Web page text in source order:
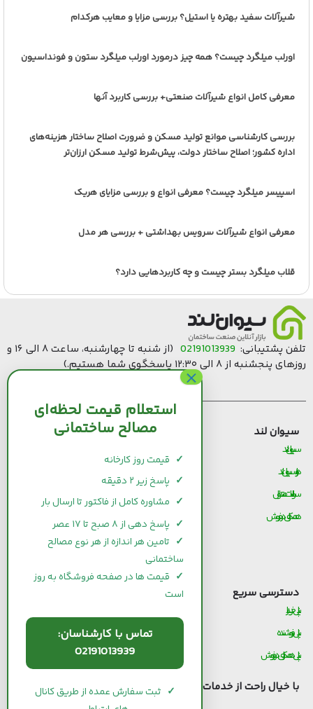
شیرآلات سفید بهتره یا استیل؟ بررسی مزایا و معایب هرکدام
اورلب میلگرد چیست؟ همه چیز درمورد اورلب میلگرد ستون و فونداسیون
معرفی کامل انواع شیرآلات صنعتی+ بررسی کاربرد آنها
بررسی کارشناسی موانع تولید مسکن و ضرورت اصلاح ساختار هزینه‌های
اداره کشور؛ اصلاح ساختار دولت، پیش‌شرط تولید مسکن ارزان‌تر
اسپیسر میلگرد چیست؟ معرفی انواع و بررسی مزایای هریک
معرفی انواع شیرآلات سرویس بهداشتی + بررسی هر مدل
قلاب میلگرد بستر چیست و چه کاربردهایی دارد؟
تلفن پشتیبانی: 02191013939
(از شنبه تا چهارشنبه، ساعت ۸ الی ۱۶ و
روزهای پنجشنبه از ۸ الی ۱۲:۳۰ پاسخگوی شما هستیم.)
سیوان لند
سیوان لند
درباره سیوان لند
سوالات متداول
همکاری در فروش
قیمت مصالح ساختمانی
قیمت و خرید کاشی و سرامیک
قیمت و خرید آجر
قیمت و خرید گچ
قیمت و خرید شیرآلات
دسترسی سریع
پنل خریدار
پنل فروشنده
پنل همکاری در فروش
با خیال راحت از خدمات سیوان لنداستفاده کنید.
استعلام قیمت لحظه‌ای
مصالح ساختمانی
✓ قیمت روز کارخانه
✓ پاسخ زیر ۲ دقیقه
✓ مشاوره کامل از فاکتور تا ارسال بار
✓ پاسخ دهی از ۸ صبح تا ۱۷ عصر
✓ تامین هر اندازه از هر نوع مصالح
ساختمانی
✓ قیمت ها در صفحه فروشگاه به روز
است
تماس با کارشناسان:
02191013939
✓ ثبت سفارش عمده از طریق کانال